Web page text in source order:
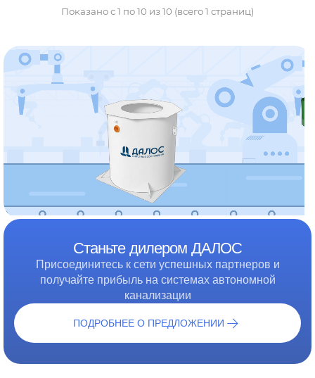
Показано с 1 по 10 из 10 (всего 1 страниц)
Станьте дилером ДАЛОС
Присоединитесь к сети успешных партнеров и
получайте прибыль на системах автономной
канализации
ПОДРОБНЕЕ О ПРЕДЛОЖЕНИИ